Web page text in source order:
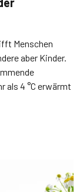
Menschen
aber Kinder.
als 4 °C erwärmt